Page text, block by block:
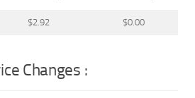
$2.92 $0.00
Changes :